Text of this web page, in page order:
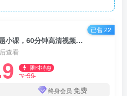
干饭人伊伊：账号定位专题小课，60分钟高清视频课程
查看
限时特惠
￥99
终身会员 免费
已售 22